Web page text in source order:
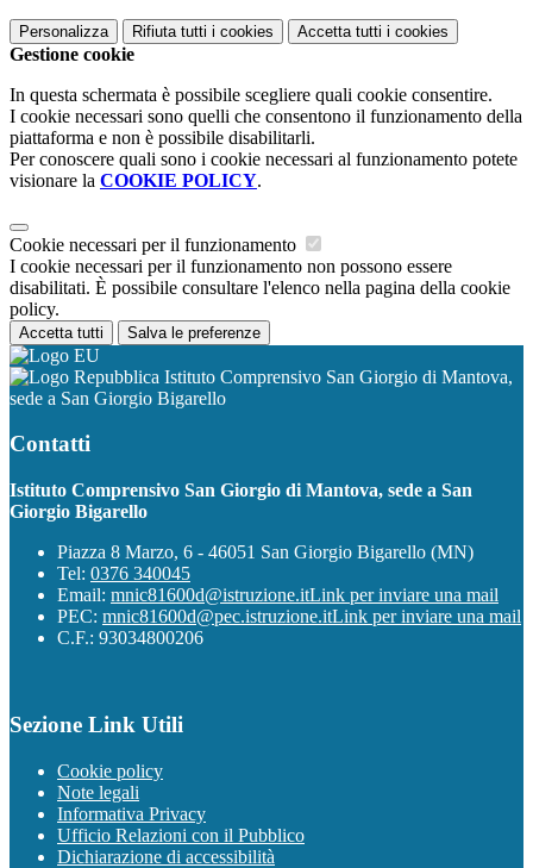
Personalizza Rifiuta tutti i cookies Accetta tutti i cookies
Gestione cookie
In questa schermata è possibile scegliere quali cookie consentire.
I cookie necessari sono quelli che consentono il funzionamento della
piattaforma e non è possibile disabilitarli.
Per conoscere quali sono i cookie necessari al funzionamento potete
visionare la COOKIE POLICY.
Cookie necessari per il funzionamento
I cookie necessari per il funzionamento non possono essere
disabilitati. È possibile consultare l'elenco nella pagina della cookie
policy.
Accetta tutti Salva le preferenze
Istituto Comprensivo San Giorgio di Mantova,
sede a San Giorgio Bigarello
Contatti
Istituto Comprensivo San Giorgio di Mantova, sede a San
Giorgio Bigarello
Piazza 8 Marzo, 6 - 46051 San Giorgio Bigarello (MN)
Tel: 0376 340045
Email: mnic81600d@istruzione.itLink per inviare una mail
PEC: mnic81600d@pec.istruzione.itLink per inviare una mail
C.F.: 93034800206
Sezione Link Utili
Cookie policy
Note legali
Informativa Privacy
Ufficio Relazioni con il Pubblico
Dichiarazione di accessibilità